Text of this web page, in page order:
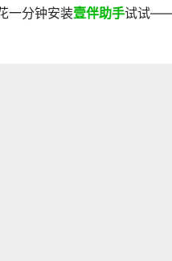
一分钟安装壹伴助手试试